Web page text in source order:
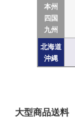
本州
四国
九州
北海道
沖縄
大型商品送料